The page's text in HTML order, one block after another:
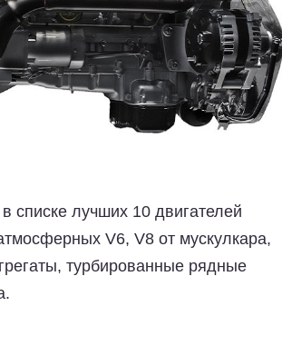
списке лучших 10 двигателей
V6, V8 от мускулкара,
турбированные рядные